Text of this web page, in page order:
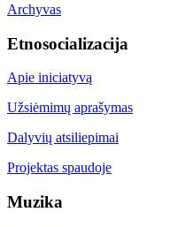
Archyvas
Etnosocializacija
Apie iniciatyvą
Užsiėmimų aprašymas
Dalyvių atsiliepimai
Projektas spaudoje
Muzika